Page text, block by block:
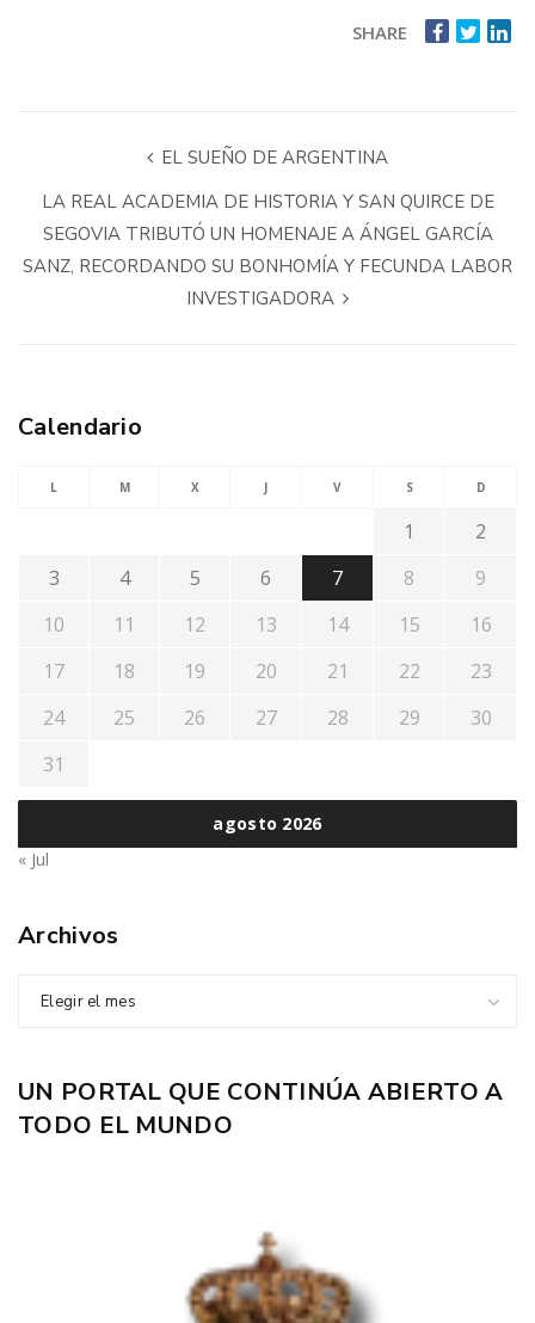
SHARE
EL SUEÑO DE ARGENTINA
LA REAL ACADEMIA DE HISTORIA Y SAN QUIRCE DE
SEGOVIA TRIBUTÓ UN HOMENAJE A ÁNGEL GARCÍA
SANZ, RECORDANDO SU BONHOMÍA Y FECUNDA LABOR
INVESTIGADORA
Calendario
agosto 2026
L M X J V S D
1
2
3
4 5 6 7 8
9
10
11 12 13 14 15
16
17
18 19 20 21 22
23
24
25 26 27 28 29
30
31
« Jul
Archivos
Elegir el mes
UN PORTAL QUE CONTINÚA ABIERTO A
TODO EL MUNDO